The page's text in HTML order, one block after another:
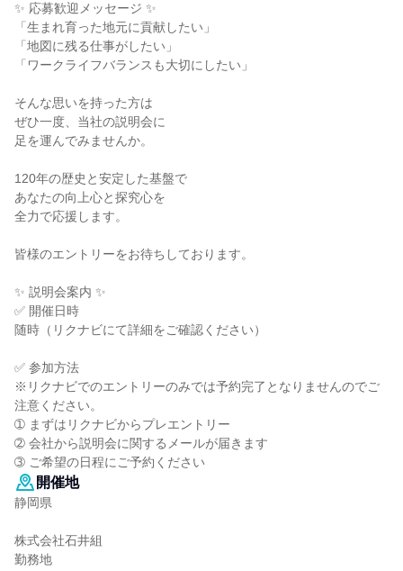
✨ 応募歓迎メッセージ ✨
「生まれ育った地元に貢献したい」
「地図に残る仕事がしたい」
「ワークライフバランスも大切にしたい」
そんな思いを持った方は
ぜひ一度、当社の説明会に
足を運んでみませんか。
120年の歴史と安定した基盤で
あなたの向上心と探究心を
全力で応援します。
皆様のエントリーをお待ちしております。
✨ 説明会案内 ✨
✅ 開催日時
随時（リクナビにて詳細をご確認ください）
✅ 参加方法
※リクナビでのエントリーのみでは予約完了となりませんのでご
注意ください。
➀ まずはリクナビからプレエントリー
➁ 会社から説明会に関するメールが届きます
➂ ご希望の日程にご予約ください
開催地
静岡県
株式会社石井組
勤務地